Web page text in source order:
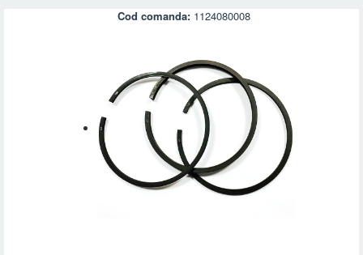
AUTENTIFICARE
Cod comanda: 1124080008